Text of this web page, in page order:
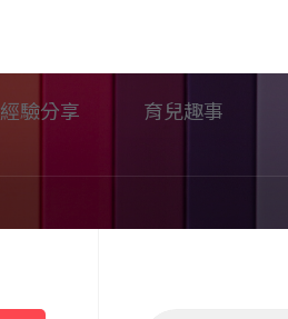
經驗分享 育兒趣事